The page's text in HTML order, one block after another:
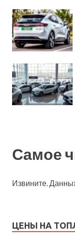
Самое
Извините.
ЦЕНЫ НА